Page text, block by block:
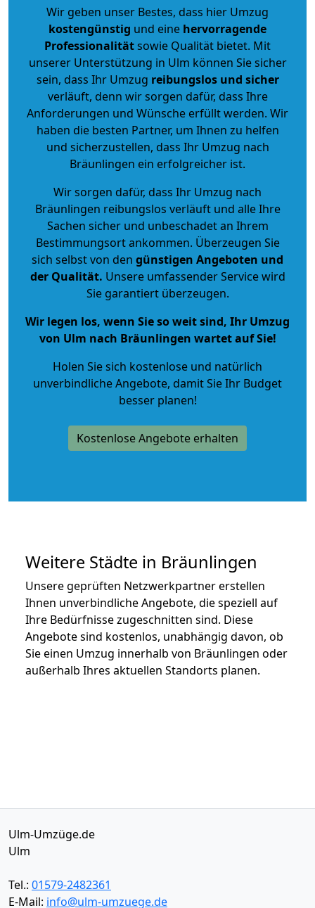
Wir geben unser Bestes, dass hier Umzug
kostengünstig und eine hervorragende
Professionalitätsowie Qualität bietet. Mit
unserer Unterstützung in Ulm können Sie sicher
sein, dass Ihr Umzug reibungslos und sicher
verläuft, denn wir sorgen dafür, dass Ihre
Anforderungen und Wünsche erfüllt werden. Wir
haben die besten Partner, um Ihnen zu helfen
und sicherzustellen, dass Ihr Umzug nach
Bräunlingen ein erfolgreicher ist.
Wir sorgen dafür, dass Ihr Umzug nach
Bräunlingen reibungslos verläuft und alle Ihre
Sachen sicher und unbeschadet an Ihrem
Bestimmungsort ankommen. Überzeugen Sie
sich selbst von den günstigen Angeboten und
der Qualität. Unsere umfassender Service wird
Sie garantiert überzeugen.
Wir legen los, wenn Sie so weit sind, Ihr Umzug
von Ulm nach Bräunlingen wartet auf Sie!
Holen Sie sich kostenlose und natürlich
unverbindliche Angebote, damit Sie Ihr Budget
besser planen!
Kostenlose Angebote erhalten
Weitere Städte in Bräunlingen
Unsere geprüften Netzwerkpartner erstellen
Ihnen unverbindliche Angebote, die speziell auf
Ihre Bedürfnisse zugeschnitten sind. Diese
Angebote sind kostenlos, unabhängig davon, ob
Sie einen Umzug innerhalb von Bräunlingen oder
außerhalb Ihres aktuellen Standorts planen.
Ulm-Umzüge.de
Ulm
Tel.: 01579-2482361
E-Mail: info@ulm-umzuege.de